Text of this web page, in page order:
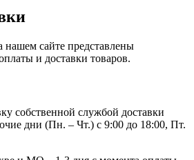
нашем сайте представлены
и доставки товаров.
собственной службой доставки
дни (Пн. – Чт.) с 9:00 до 18:00, Пт.